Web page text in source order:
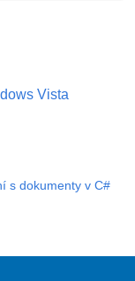
Vista
s dokumenty v C#